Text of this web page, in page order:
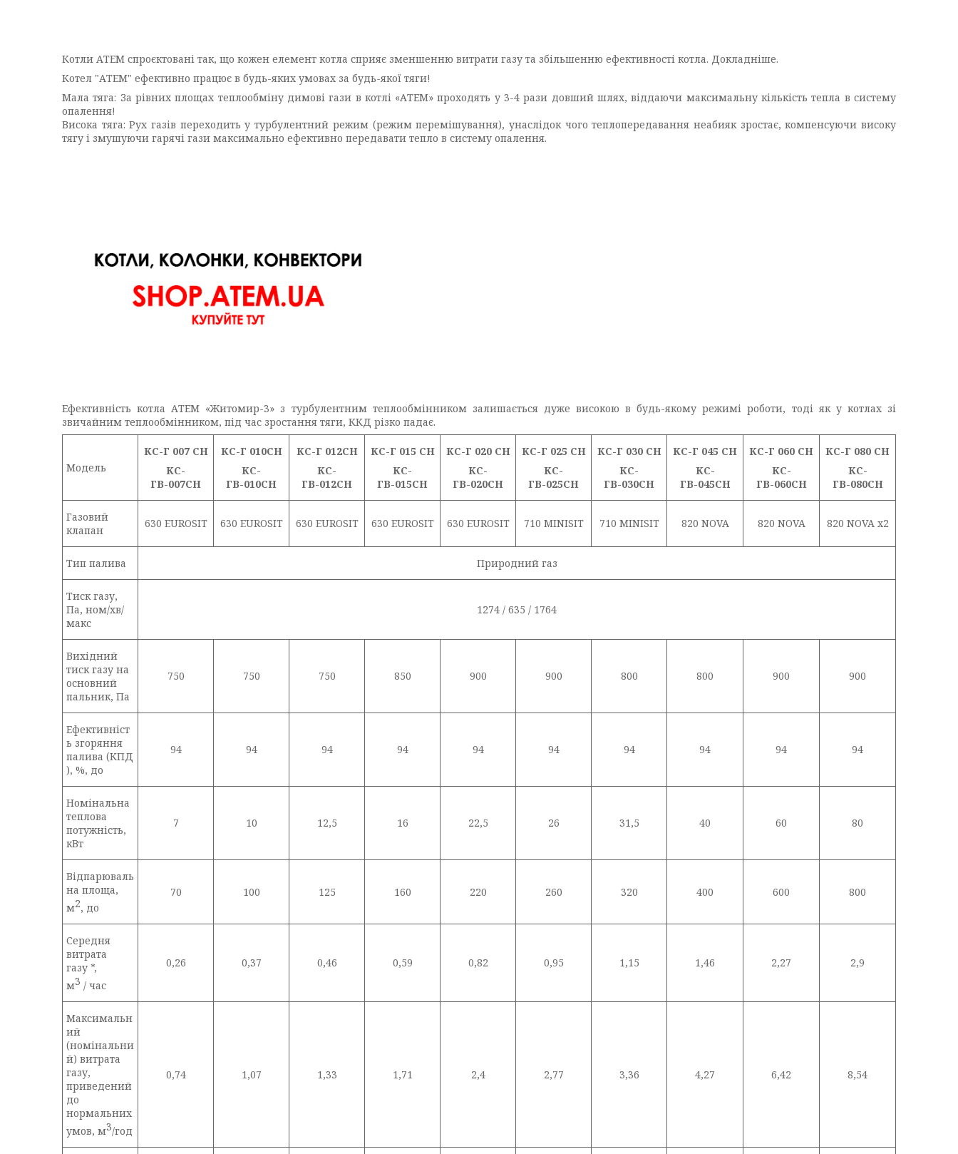
Котли АТЕМ спроєктовані так, що кожен елемент котла сприяє зменшенню витрати газу та збільшенню ефективності котла. Докладніше.
Котел "АТЕМ" ефективно працює в будь-яких умовах за будь-якої тяги!
Мала тяга: За рівних площах теплообміну димові гази в котлі «АТЕМ» проходять у 3-4 рази довший шлях, віддаючи максимальну кількість тепла в систему
опалення!
Висока тяга: Рух газів переходить у турбулентний режим (режим перемішування), унаслідок чого теплопередавання неабияк зростає, компенсуючи високу
тягу і змушуючи гарячі гази максимально ефективно передавати тепло в систему опалення.
Ефективність котла АТЕМ «Житомир-3» з турбулентним теплообмінником залишається дуже високою в будь-якому режимі роботи, тоді як у котлах зі
звичайним теплообмінником, під час зростання тяги, ККД різко падає.
Модель
КС-Г 007 СН
КС-
ГВ-007СН
КС-Г 010СН
КС-
ГВ-010СН
КС-Г 012СН
КС-
ГВ-012СН
КС-Г 015 СН
КС-
ГВ-015СН
КС-Г 020 СН
КС-
ГВ-020СН
КС-Г 025 СН
КС-
ГВ-025СН
КС-Г 030 СН
КС-
ГВ-030СН
КС-Г 045 СН
КС-
ГВ-045СН
КС-Г 060 СН
КС-
ГВ-060СН
КС-Г 080 СН
КС-
ГВ-080СН
Газовий
клапан
630 EUROSIT 630 EUROSIT 630 EUROSIT 630 EUROSIT 630 EUROSIT 710 MINISIT 710 MINISIT 820 NOVA 820 NOVA 820 NOVA х2
Тип палива Природний газ
Тиск газу,
Па, ном/хв/
макс
1274 / 635 / 1764
Вихідний
тиск газу на
основний
пальник, Па
750 750 750 850 900 900 800 800 900 900
Ефективніст
ь згоряння
палива (КПД
), %, до
94 94 94 94 94 94 94 94 94 94
Номінальна
теплова
потужність,
кВт
7 10 12,5 16 22,5 26 31,5 40 60 80
Відпарюваль
на площа,
м2, до
70 100 125 160 220 260 320 400 600 800
Середня
витрата
газу *,
м3 / час
0,26 0,37 0,46 0,59 0,82 0,95 1,15 1,46 2,27 2,9
Максимальн
ий
(номінальни
й) витрата
газу,
приведений
до
нормальних
умов, м3/год
0,74 1,07 1,33 1,71 2,4 2,77 3,36 4,27 6,42 8,54